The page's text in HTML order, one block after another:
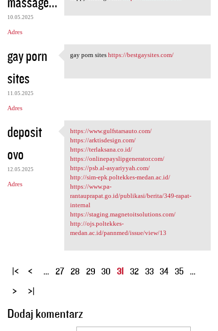
10.05.2025
Adres
gay porn
sites
11.05.2025
Adres
gay porn sites https:/
gay porn sites https://bestgaysites.com/
deposit
ovo
12.05.2025
Adres
https://www.gulfstarsauto.com
https://www.gulfstarsauto.com/
https://arktisdesign.com/
https://terlaksana.co.id/
https://onlinepayslipgenerator.com/
https://psb.al-asyariyyah.com/
http://sim-epk.poltekkes-medan.ac.id/
https://www.pa-
rantauprapat.go.id/publikasi/berita/349-rapat-
internal
https://staging.magnetoitsolutions.com/
http://ojs.poltekkes-
medan.ac.id/pannmed/issue/view/13
S
o
n
… 27 28 29 30 31 32 33 34 35 …
Dodaj komentarz